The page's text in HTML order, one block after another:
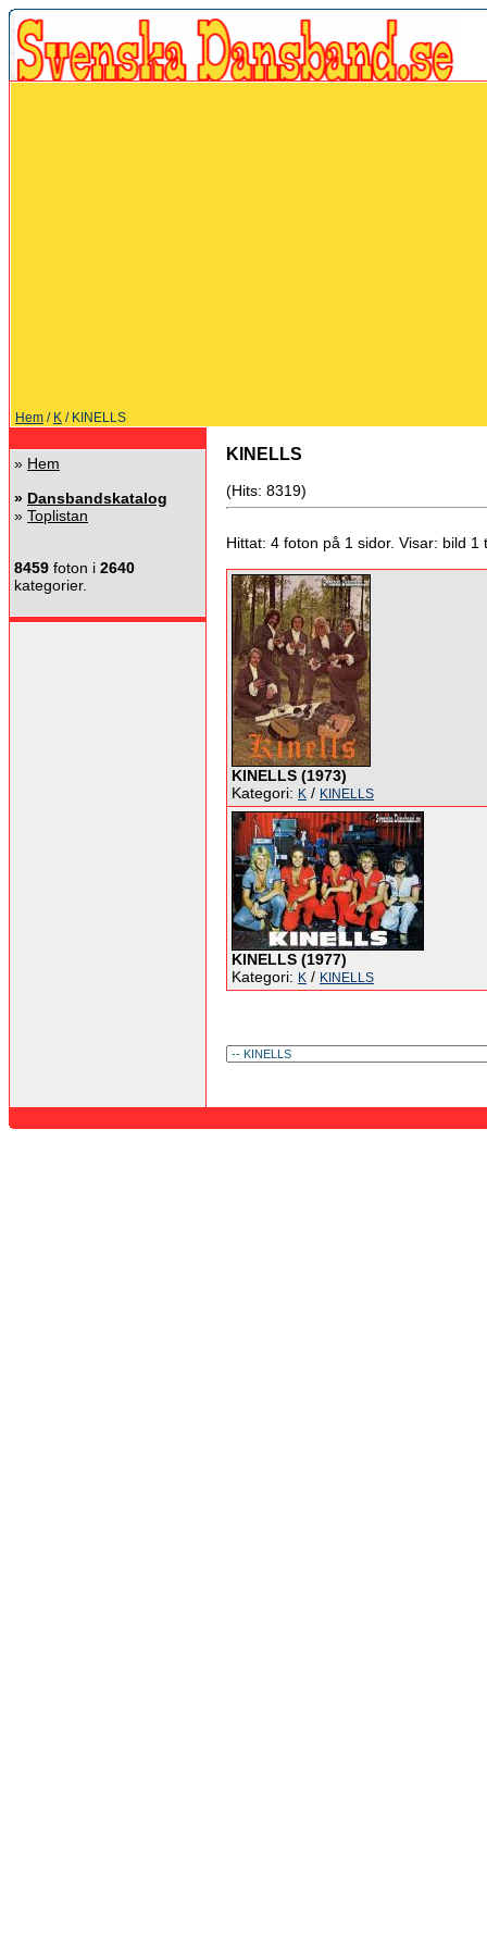
Hem / K / KINELLS
» Hem
» Dansbandskatalog
» Toplistan
8459 foton i 2640
kategorier.
KINELLS
(Hits: 8319)
Hittat: 4 foton på 1 sidor. Visar: bild 1
KINELLS (1973)
Kategori: K / KINELLS
KINELLS (1977)
Kategori: K / KINELLS